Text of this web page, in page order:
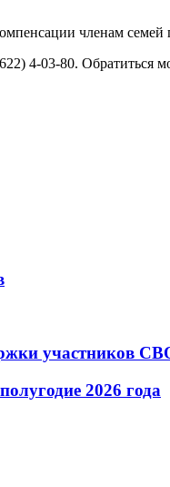
членам семей
4-03-80.
участников
2026 года